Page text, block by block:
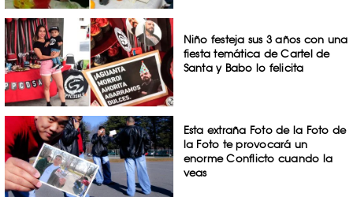
Niño festeja sus 3 años con una
fiesta temática de Cartel de
Santa y Babo lo felicita
Esta extraña Foto de la Foto de
la Foto te provocará un
enorme Conflicto cuando la
veas